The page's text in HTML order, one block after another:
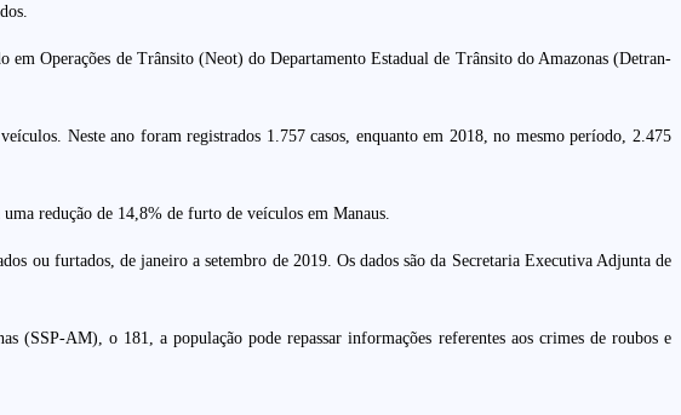
Operações de Trânsito (Neot) do Departamento Estadual de Trânsito do Amazonas (Detran-
Neste ano foram registrados 1.757 casos, enquanto em 2018, no mesmo período, 2.475
redução de 14,8% de furto de veículos em Manaus.
ou furtados, de janeiro a setembro de 2019. Os dados são da Secretaria Executiva Adjunta de
(SSP-AM), o 181, a população pode repassar informações referentes aos crimes de roubos e